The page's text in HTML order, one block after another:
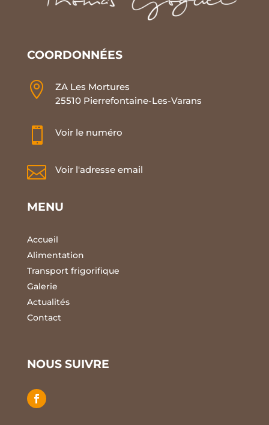
COORDONNÉES

ZA Les Mortures
25510 Pierrefontaine-Les-Varans
 Voir le numéro
 Voir l'adresse email
MENU
Accueil
Alimentation
Transport frigorifique
Galerie
Actualités
Contact
NOUS SUIVRE